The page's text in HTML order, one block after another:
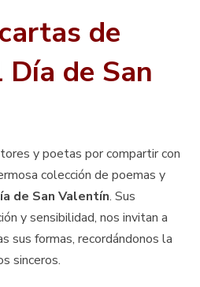
de
de San
y poetas por compartir con
colección de poemas y
de San Valentín. Sus
y sensibilidad, nos invitan a
sus formas, recordándonos la
sinceros.